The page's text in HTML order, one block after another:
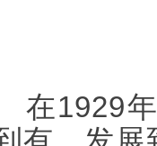
1929年